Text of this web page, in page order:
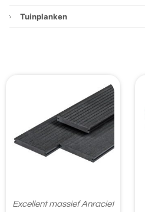
Tuinplanken
Excellent massief Anraciet